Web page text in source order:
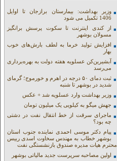
وزیر بهداشت: بیمارستان برازجان تا اوایل
1406 تکمیل می شود
از کندی اینترنت تا سکوت پرسش برانگیز
مسولان بوشهر
افزایش تولید خرما به لطف بارش‌های خوب
بهار
آبشیرین‌کن عسلویه هفته دولت به بهره‌برداری
می‌رسد
ثبت دمای ۵۰ درجه در اهرم و خورموج؛ گرمای
شدید در بوشهر تا شنبه
وزیر بهداشت وارد عسلویه شد + عکس
جهش میگو به کیلویی یک میلیون تومان
ماجرای سرقت از خط انتقال نفت در دشتی
چه بود؟
پیام دکتر موسی احمدی نماینده جنوب استان
بوشهر خطاب به مهندس سخاوت اسدی رییس
محترم هیات مدیره صندوق بازنشستگی نفت
اولین مصاحبه سرپرست جدید مالیاتی بوشهر